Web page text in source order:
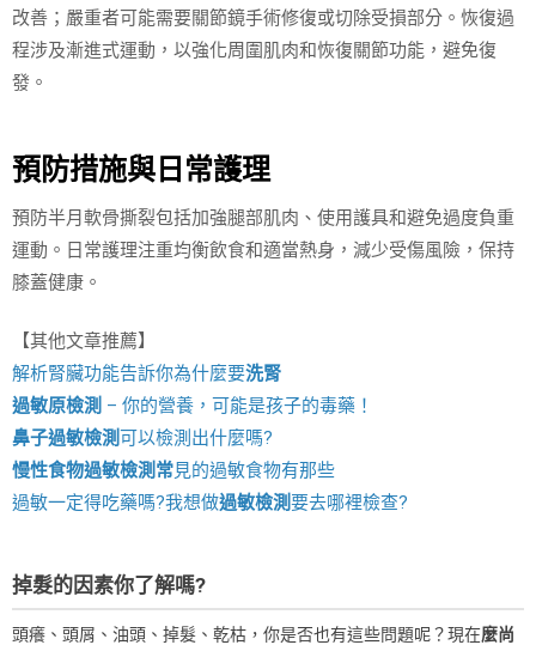
改善；嚴重者可能需要關節鏡手術修復或切除受損部分。恢復過
程涉及漸進式運動，以強化周圍肌肉和恢復關節功能，避免復
發。
預防措施與日常護理
預防半月軟骨撕裂包括加強腿部肌肉、使用護具和避免過度負重
運動。日常護理注重均衡飲食和適當熱身，減少受傷風險，保持
膝蓋健康。
【其他文章推薦】
解析腎臟功能告訴你為什麼要洗腎
過敏原檢測 – 你的營養，可能是孩子的毒藥！
鼻子過敏檢測可以檢測出什麼嗎?
慢性食物過敏檢測 常見的過敏食物有那些
過敏一定得吃藥嗎?我想做過敏檢測要去哪裡檢查?
掉髮的因素你了解嗎?
頭癢、頭屑、油頭、掉髮、乾枯，你是否也有這些問題呢？現在麼尚